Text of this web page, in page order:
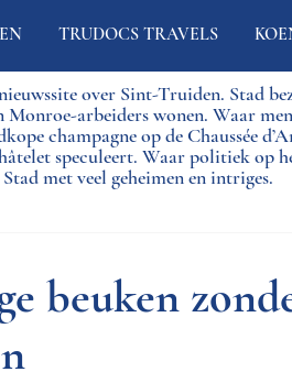
TRUDOCS TRAVELS
over Sint-Truiden. Stad
Monroe-arbeiders wonen. Waar
champagne op de Chaussée
speculeert. Waar politiek op
met veel geheimen en intriges.
beuken